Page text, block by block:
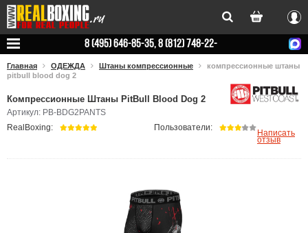
Вход
8 (495) 646-85-35, 8 (812) 748-22-
Главная ОДЕЖДА Штаны компрессионные
компрессионные штаны
pitbull blood dog 2
Компрессионные Штаны PitBull Blood Dog 2
Артикул: PB-BDG2PANTS
RealBoxing: Пользователи:
Написать
отзыв